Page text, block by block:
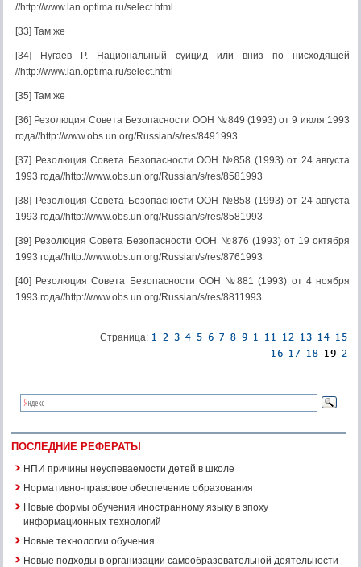
//http://www.lan.optima.ru/select.html
[33] Там же
[34] Нугаев Р. Национальный суицид или вниз по нисходящей
//http://www.lan.optima.ru/select.html
[35] Там же
[36] Резолюция Совета Безопасности ООН №849 (1993) от 9 июля 1993
года//http://www.obs.un.org/Russian/s/res/8491993
[37] Резолюция Совета Безопасности ООН №858 (1993) от 24 августа
1993 года//http://www.obs.un.org/Russian/s/res/8581993
[38] Резолюция Совета Безопасности ООН №858 (1993) от 24 августа
1993 года//http://www.obs.un.org/Russian/s/res/8581993
[39] Резолюция Совета Безопасности ООН №876 (1993) от 19 октября
1993 года//http://www.obs.un.org/Russian/s/res/8761993
[40] Резолюция Совета Безопасности ООН №881 (1993) от 4 ноября
1993 года//http://www.obs.un.org/Russian/s/res/8811993
Страница:
ПОСЛЕДНИЕ РЕФЕРАТЫ
НПИ причины неуспеваемости детей в школе
Нормативно-правовое обеспечение образования
Новые формы обучения иностранному языку в эпоху
информационных технологий
Новые технологии обучения
Новые подходы в организации самообразовательной деятельности